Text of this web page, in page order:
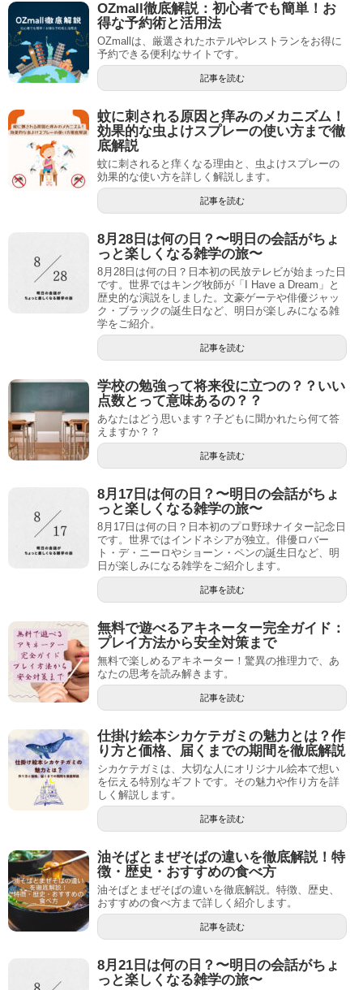
OZmall徹底解説：初心者でも簡単！お
得な予約術と活用法
OZmallは、厳選されたホテルやレストランをお得に
予約できる便利なサイトです。
記事を読む
蚊に刺される原因と痒みのメカニズム！
効果的な虫よけスプレーの使い方まで徹
底解説
蚊に刺されると痒くなる理由と、虫よけスプレーの
効果的な使い方を詳しく解説します。
記事を読む
8月28日は何の日？〜明日の会話がちょ
っと楽しくなる雑学の旅〜
8月28日は何の日？日本初の民放テレビが始まった日
です。世界ではキング牧師が「I Have a Dream」と
歴史的な演説をしました。文豪ゲーテや俳優ジャッ
ク・ブラックの誕生日など、明日が楽しみになる雑
学をご紹介。
記事を読む
学校の勉強って将来役に立つの？？いい
点数とって意味あるの？？
あなたはどう思います？子どもに聞かれたら何て答
えますか？？
記事を読む
8月17日は何の日？〜明日の会話がちょ
っと楽しくなる雑学の旅〜
8月17日は何の日？日本初のプロ野球ナイター記念日
です。世界ではインドネシアが独立。俳優ロバー
ト・デ・ニーロやショーン・ペンの誕生日など、明
日が楽しみになる雑学をご紹介します。
記事を読む
無料で遊べるアキネーター完全ガイド：
プレイ方法から安全対策まで
無料で楽しめるアキネーター！驚異の推理力で、あ
なたの思考を読み解きます。
記事を読む
仕掛け絵本シカケテガミの魅力とは？作
り方と価格、届くまでの期間を徹底解説
シカケテガミは、大切な人にオリジナル絵本で想い
を伝える特別なギフトです。その魅力や作り方を詳
しく解説します。
記事を読む
油そばとまぜそばの違いを徹底解説！特
徴・歴史・おすすめの食べ方
油そばとまぜそばの違いを徹底解説。特徴、歴史、
おすすめの食べ方まで詳しく紹介します。
記事を読む
8月21日は何の日？〜明日の会話がちょ
っと楽しくなる雑学の旅〜